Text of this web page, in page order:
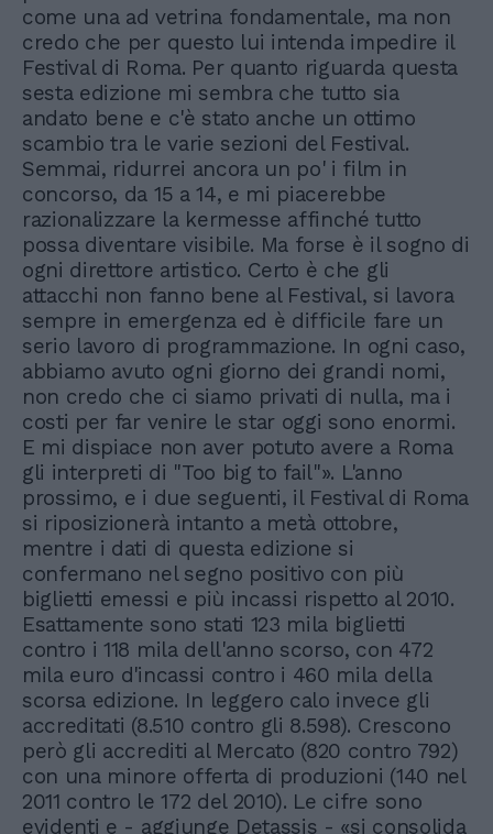
come una ad vetrina fondamentale, ma non
credo che per questo lui intenda impedire il
Festival di Roma. Per quanto riguarda questa
sesta edizione mi sembra che tutto sia
andato bene e c'è stato anche un ottimo
scambio tra le varie sezioni del Festival.
Semmai, ridurrei ancora un po' i film in
concorso, da 15 a 14, e mi piacerebbe
razionalizzare la kermesse affinché tutto
possa diventare visibile. Ma forse è il sogno di
ogni direttore artistico. Certo è che gli
attacchi non fanno bene al Festival, si lavora
sempre in emergenza ed è difficile fare un
serio lavoro di programmazione. In ogni caso,
abbiamo avuto ogni giorno dei grandi nomi,
non credo che ci siamo privati di nulla, ma i
costi per far venire le star oggi sono enormi.
E mi dispiace non aver potuto avere a Roma
gli interpreti di "Too big to fail"». L'anno
prossimo, e i due seguenti, il Festival di Roma
si riposizionerà intanto a metà ottobre,
mentre i dati di questa edizione si
confermano nel segno positivo con più
biglietti emessi e più incassi rispetto al 2010.
Esattamente sono stati 123 mila biglietti
contro i 118 mila dell'anno scorso, con 472
mila euro d'incassi contro i 460 mila della
scorsa edizione. In leggero calo invece gli
accreditati (8.510 contro gli 8.598). Crescono
però gli accrediti al Mercato (820 contro 792)
con una minore offerta di produzioni (140 nel
2011 contro le 172 del 2010). Le cifre sono
evidenti e - aggiunge Detassis - «si consolida